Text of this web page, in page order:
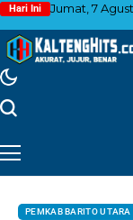
Hari Ini Jumat, 7
PEMKAB BARITO UTARA